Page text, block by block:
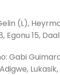
(L),
Egonu 15,